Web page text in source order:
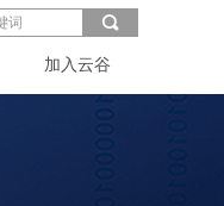
加入云谷
끠